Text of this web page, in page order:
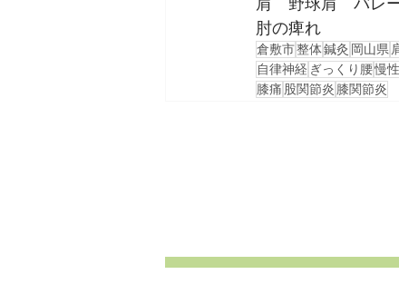
肩　野球肩　バレ
肘の痺れ
倉敷市整体鍼灸 岡山県
自律神経 ぎっくり腰慢
膝痛 股関節炎 膝関節炎